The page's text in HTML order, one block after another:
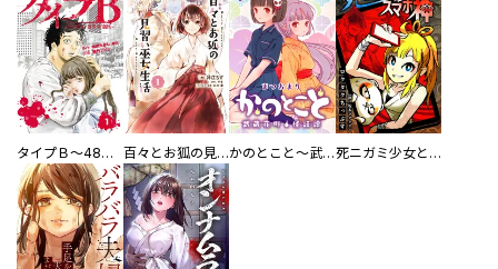
タイプＢ～48時間後、致死率100％～【単話】 百々とお狐の見習い巫女生活【単行本版】 かのとこと～武蔵花町怪話譚～ 【連載版】 死ニガミ少女とスマホ神